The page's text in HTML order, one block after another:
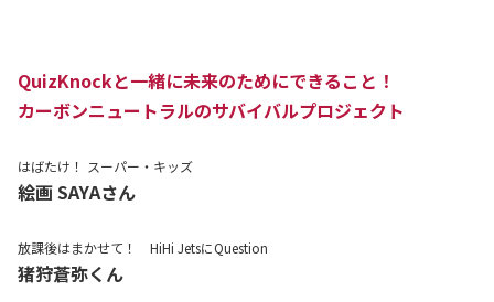
QuizKnockと一緒に未来のためにできること！
カーボンニュートラルのサバイバルプロジェクト
はばたけ！ スーパー・キッズ
絵画 SAYAさん
放課後はまかせて！ HiHi JetsにQuestion
猪狩蒼弥くん